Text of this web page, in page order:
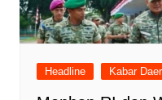
Headline Kabar